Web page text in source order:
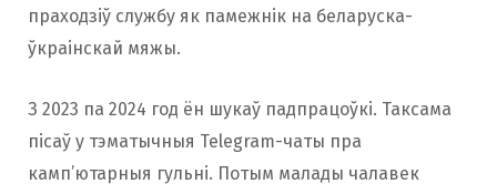
праходзіў службу як памежнік на беларуска-
ўкраінскай мяжы.
З 2023 па 2024 год ён шукаў падпрацоўкі. Таксама
пісаў у тэматычныя Telegram-чаты пра
камп’ютарныя гульні. Потым малады чалавек